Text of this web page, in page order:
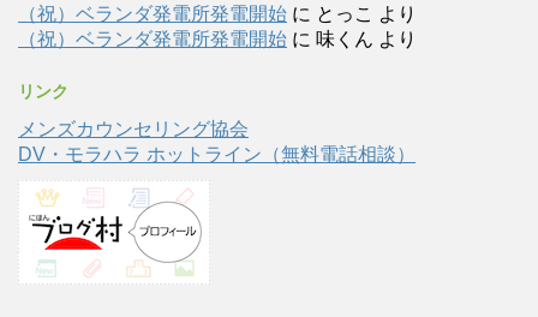
（祝）ベランダ発電所発電開始 に とっこ より
（祝）ベランダ発電所発電開始 に 味くん より
リンク
メンズカウンセリング協会
DV・モラハラ ホットライン（無料電話相談）